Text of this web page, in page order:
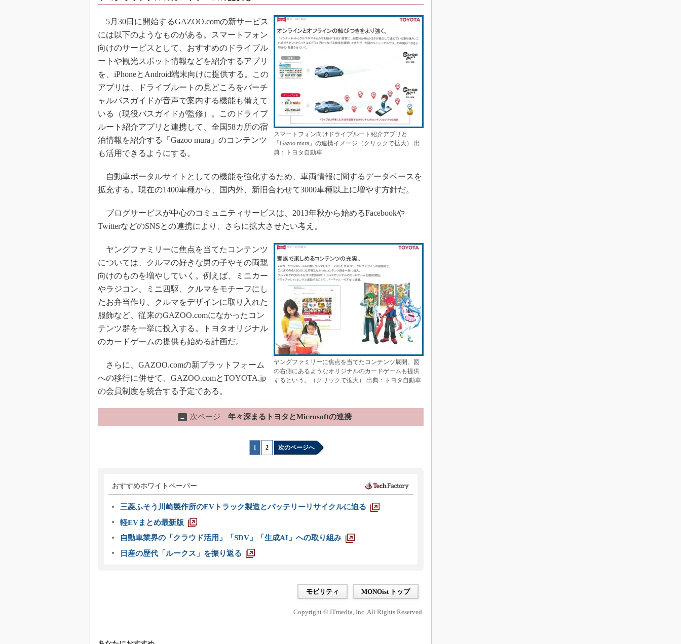
スマートフォン向けドライブルート紹介アプリと
「Gazoo mura」の連携イメージ（クリックで拡大） 出
典：トヨタ自動車
5月30日に開始するGAZOO.comの新サービス
には以下のようなものがある。スマートフォン
向けのサービスとして、おすすめのドライブル
ートや観光スポット情報などを紹介するアプリ
を、iPhoneとAndroid端末向けに提供する。この
アプリは、ドライブルートの見どころをバーチ
ャルバスガイドが音声で案内する機能も備えて
いる（現役バスガイドが監修）。このドライブ
ルート紹介アプリと連携して、全国58カ所の宿
泊情報を紹介する「Gazoo mura」のコンテンツ
も活用できるようにする。
自動車ポータルサイトとしての機能を強化するため、車両情報に関するデータベースを
拡充する。現在の1400車種から、国内外、新旧合わせて3000車種以上に増やす方針だ。
ブログサービスが中心のコミュニティサービスは、2013年秋から始めるFacebookや
TwitterなどのSNSとの連携により、さらに拡大させたい考え。
ヤングファミリーに焦点を当てたコンテンツ展開。図
の右側にあるようなオリジナルのカードゲームも提供
するという。（クリックで拡大） 出典：トヨタ自動車
ヤングファミリーに焦点を当てたコンテンツ
については、クルマの好きな男の子やその両親
向けのものを増やしていく。例えば、ミニカー
やラジコン、ミニ四駆、クルマをモチーフにし
たお弁当作り、クルマをデザインに取り入れた
服飾など、従来のGAZOO.comになかったコン
テンツ群を一挙に投入する。トヨタオリジナル
のカードゲームの提供も始める計画だ。
さらに、GAZOO.comの新プラットフォーム
への移行に併せて、GAZOO.comとTOYOTA.jp
の会員制度を統合する予定である。
→ 次ページ 年々深まるトヨタとMicrosoftの連携
1 2 次のページへ
おすすめホワイトペーパー
三菱ふそう川崎製作所のEVトラック製造とバッテリーリサイクルに迫る
軽EVまとめ最新版
自動車業界の「クラウド活用」「SDV」「生成AI」への取り組み
日産の歴代「ルークス」を振り返る
モビリティ MONOist トップ
Copyright © ITmedia, Inc. All Rights Reserved.